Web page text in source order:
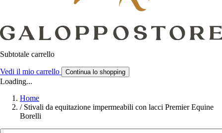
Subtotale carrello
Vedi il mio carrello Continua lo shopping
Loading...
Home
/ Stivali da equitazione impermeabili con lacci Premier Equine
Borelli